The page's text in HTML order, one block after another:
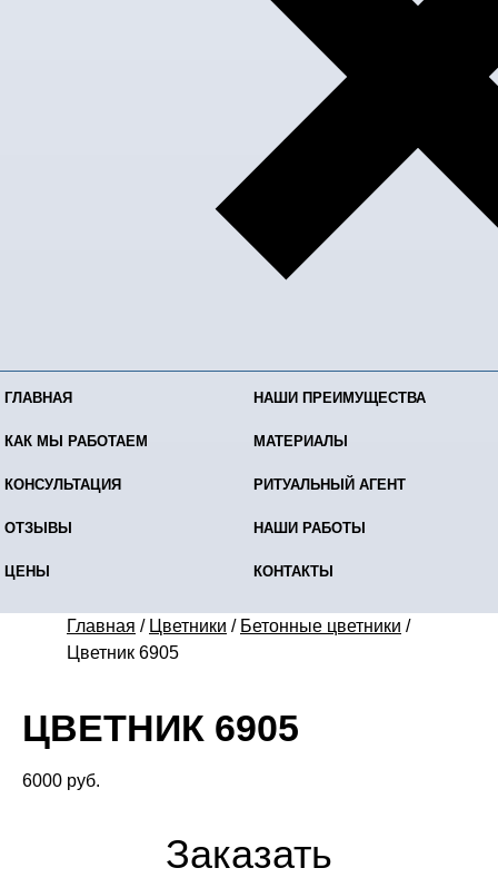
ГЛАВНАЯ НАШИ ПРЕИМУЩЕСТВА
КАК МЫ РАБОТАЕМ МАТЕРИАЛЫ
КОНСУЛЬТАЦИЯ РИТУАЛЬНЫЙ АГЕНТ
ОТЗЫВЫ НАШИ РАБОТЫ
ЦЕНЫ КОНТАКТЫ
Главная / Цветники / Бетонные цветники /
Цветник 6905
ЦВЕТНИК 6905
6000 руб.
Заказать